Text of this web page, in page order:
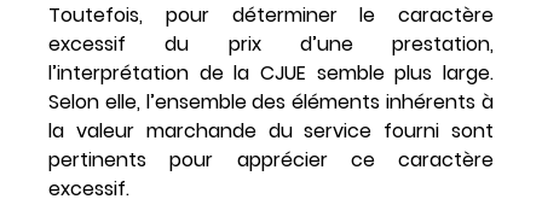
Toutefois, pour déterminer le caractère
excessif du prix d’une prestation,
l’interprétation de la CJUE semble plus large.
Selon elle, l’ensemble des éléments inhérents à
la valeur marchande du service fourni sont
pertinents pour apprécier ce caractère
excessif.